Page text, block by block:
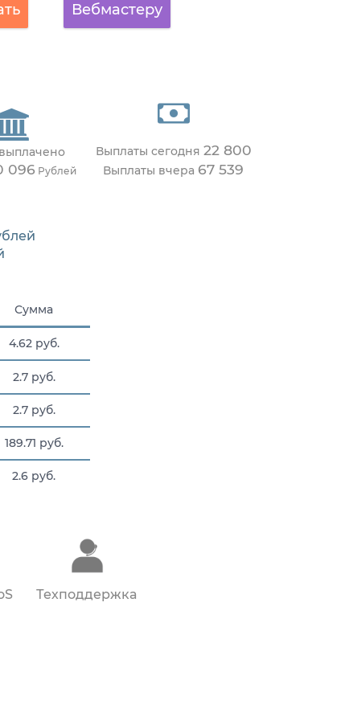
Вебмастеру
096 Рублей
Выплаты сегодня 22 800
Выплаты вчера 67 539
Сумма
4.62 руб.
2.7 руб.
2.7 руб.
189.71 руб.
2.6 руб.
Техподдержка